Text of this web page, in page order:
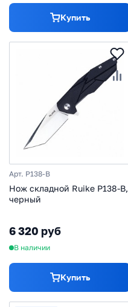
Купить
Арт. P138-B
Нож складной Ruike P138-B,
черный
6 320 руб
В наличии
Купить